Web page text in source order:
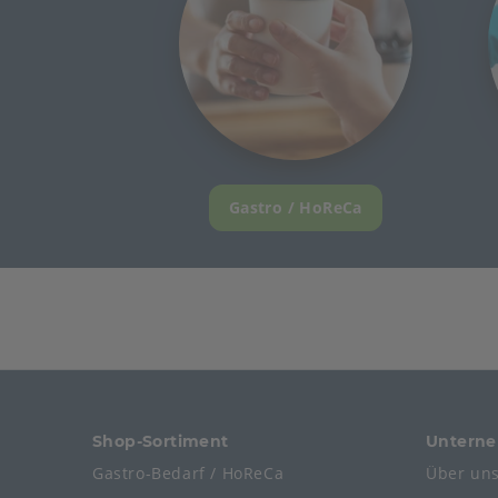
Gastro / HoReCa
Shop-Sortiment
Gastro-Bedarf / HoReCa
Über